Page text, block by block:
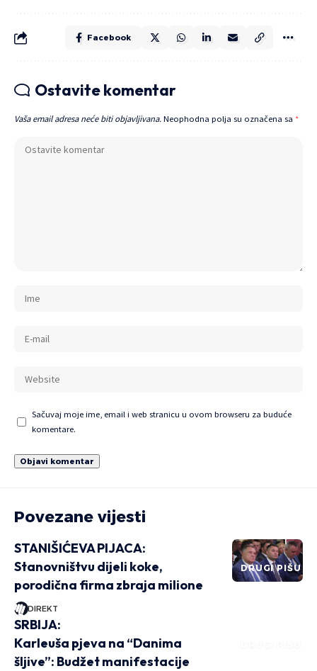
Facebook
Ostavite komentar
Vaša email adresa neće biti objavljivana. Neophodna polja su označena sa *
Sačuvaj moje ime, email i web stranicu u ovom browseru za buduće
komentare.
Povezane vijesti
DRUGI PIŠU
STANIŠIĆEVA PIJACA:
Stanovništvu dijeli koke,
porodična firma zbraja milione
DIREKT
SRBIJA:
Karleuša pjeva na “Danima
šljive”: Budžet manifestacije